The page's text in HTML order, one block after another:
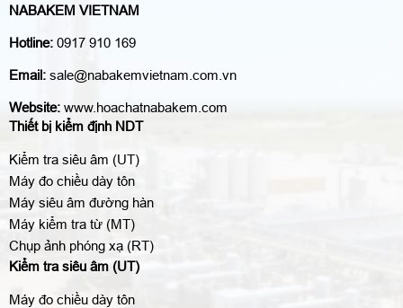
NABAKEM VIETNAM
Hotline: 0917 910 169
Email: sale@nabakemvietnam.com.vn
Website: www.hoachatnabakem.com
Thiết bị kiểm định NDT
Kiểm tra siêu âm (UT)
Máy đo chiều dày tôn
Máy siêu âm đường hàn
Máy kiểm tra từ (MT)
Chụp ảnh phóng xạ (RT)
Kiểm tra siêu âm (UT)
Máy đo chiều dày tôn